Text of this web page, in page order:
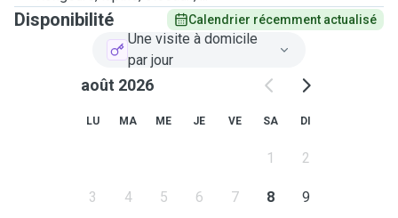
Disponibilité Calendrier récemment actualisé
Une visite à domicile
par jour
août 2026
LU MA ME JE VE SA DI
1 2
3 4 5 6 7 8 9